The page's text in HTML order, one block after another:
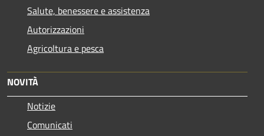
Salute, benessere e assistenza
Autorizzazioni
Agricoltura e pesca
NOVITÀ
Notizie
Comunicati